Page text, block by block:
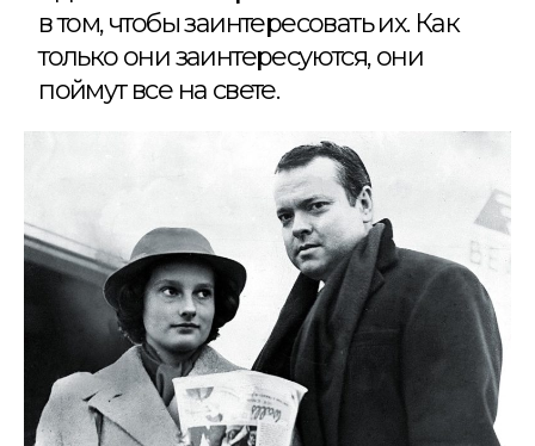
в том, чтобы заинтересовать их. Как
только они заинтересуются, они
поймут все на свете.